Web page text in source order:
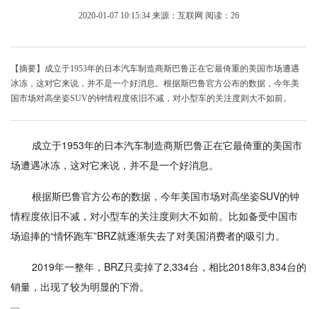
2020-01-07 10:15:34 来源：互联网 阅读：26
【摘要】成立于1953年的日本汽车制造商斯巴鲁正在它最倚重的美国市场遭遇
冰冻，这对它来说，并不是一个好消息。根据斯巴鲁官方公布的数据，今年美
国市场对高坐姿SUV的钟情程度依旧不减，对小型车的关注度则大不如前。
成立于1953年的日本汽车制造商斯巴鲁正在它最倚重的美国市
场遭遇冰冻，这对它来说，并不是一个好消息。
根据斯巴鲁官方公布的数据，今年美国市场对高坐姿SUV的钟
情程度依旧不减，对小型车的关注度则大不如前。比如备受中国市
场追捧的“情怀跑车”BRZ就逐渐失去了对美国消费者的吸引力。
2019年一整年，BRZ只卖掉了2,334台，相比2018年3,834台的
销量，出现了较为明显的下滑。